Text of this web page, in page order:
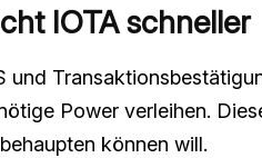
IOTA schneller
und
Power verleihen.
können will.